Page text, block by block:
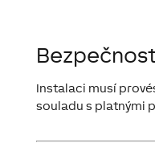
Instalaci musí
souladu s platnými